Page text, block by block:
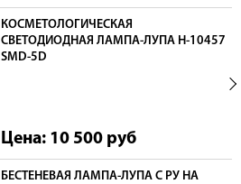
КОСМЕТОЛОГИЧЕСКАЯ
СВЕТОДИОДНАЯ ЛАМПА-ЛУПА H-10457
SMD-5D
Цена: 10 500 руб
БЕСТЕНЕВАЯ ЛАМПА-ЛУПА С РУ НА